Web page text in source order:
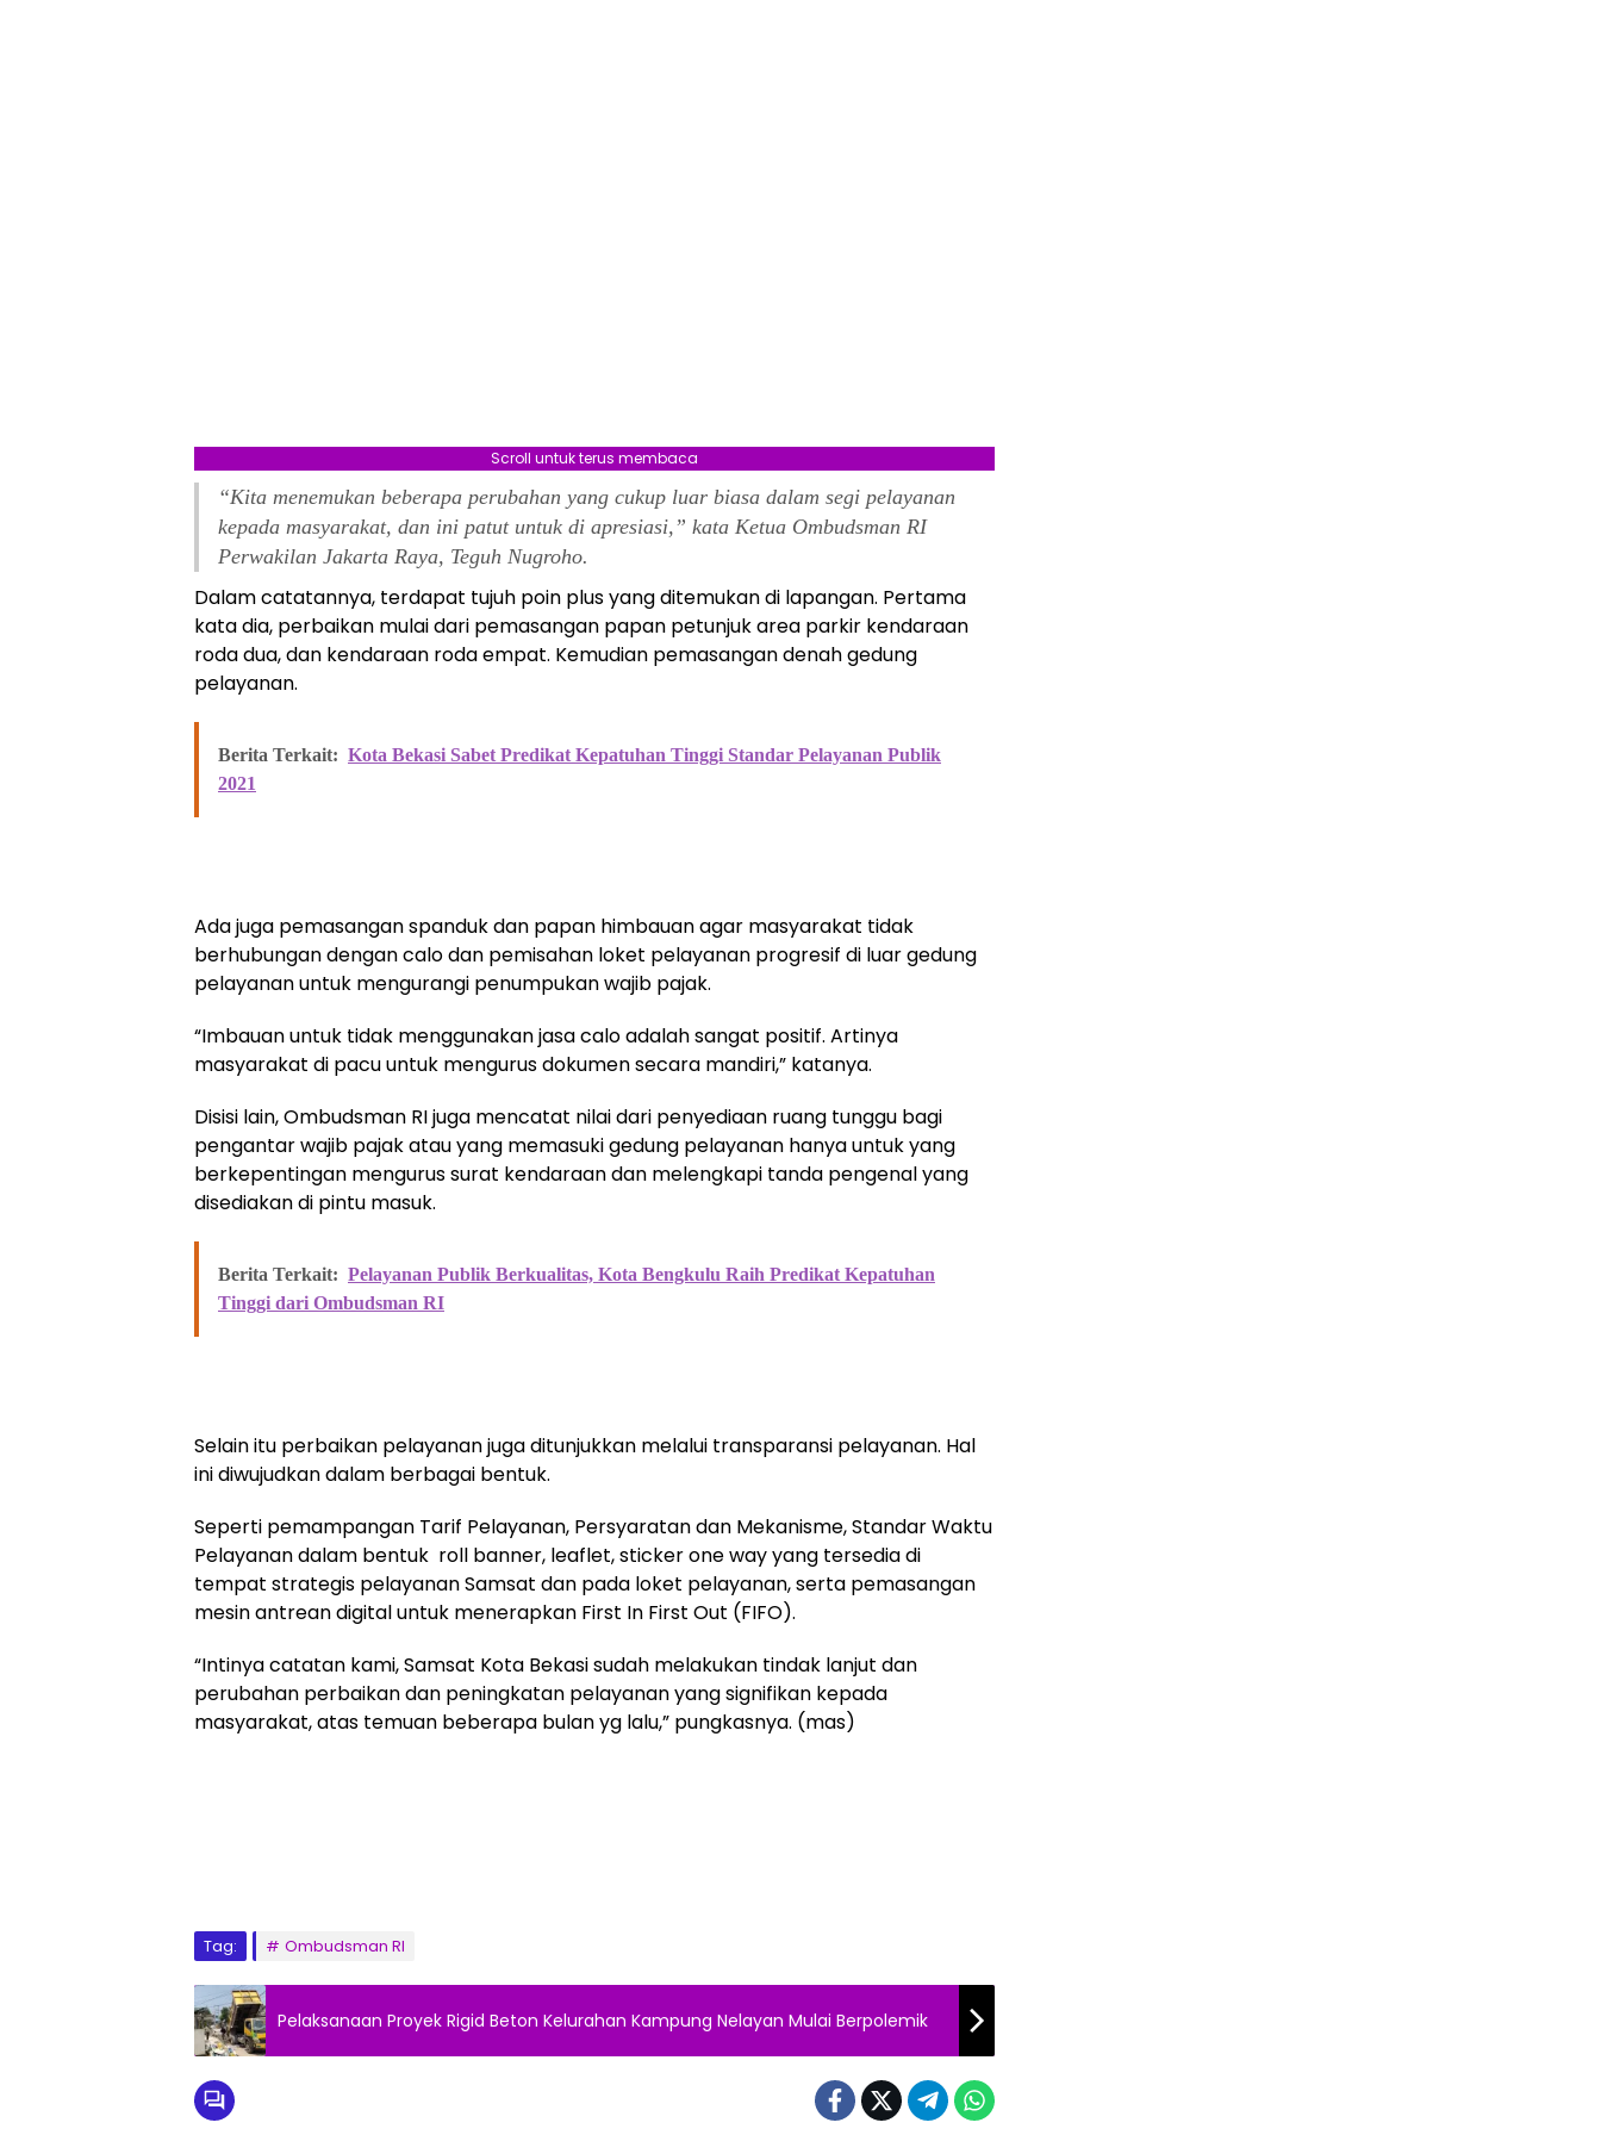
Scroll untuk terus membaca
“Kita menemukan beberapa perubahan yang cukup luar biasa dalam segi pelayanan
kepada masyarakat, dan ini patut untuk di apresiasi,” kata Ketua Ombudsman RI
Perwakilan Jakarta Raya, Teguh Nugroho.
Dalam catatannya, terdapat tujuh poin plus yang ditemukan di lapangan. Pertama
kata dia, perbaikan mulai dari pemasangan papan petunjuk area parkir kendaraan
roda dua, dan kendaraan roda empat. Kemudian pemasangan denah gedung
pelayanan.
Berita Terkait: Kota Bekasi Sabet Predikat Kepatuhan Tinggi Standar Pelayanan Publik
2021
Ada juga pemasangan spanduk dan papan himbauan agar masyarakat tidak
berhubungan dengan calo dan pemisahan loket pelayanan progresif di luar gedung
pelayanan untuk mengurangi penumpukan wajib pajak.
“Imbauan untuk tidak menggunakan jasa calo adalah sangat positif. Artinya
masyarakat di pacu untuk mengurus dokumen secara mandiri,” katanya.
Disisi lain, Ombudsman RI juga mencatat nilai dari penyediaan ruang tunggu bagi
pengantar wajib pajak atau yang memasuki gedung pelayanan hanya untuk yang
berkepentingan mengurus surat kendaraan dan melengkapi tanda pengenal yang
disediakan di pintu masuk.
Berita Terkait: Pelayanan Publik Berkualitas, Kota Bengkulu Raih Predikat Kepatuhan
Tinggi dari Ombudsman RI
Selain itu perbaikan pelayanan juga ditunjukkan melalui transparansi pelayanan. Hal
ini diwujudkan dalam berbagai bentuk.
Seperti pemampangan Tarif Pelayanan, Persyaratan dan Mekanisme, Standar Waktu
Pelayanan dalam bentuk roll banner, leaflet, sticker one way yang tersedia di
tempat strategis pelayanan Samsat dan pada loket pelayanan, serta pemasangan
mesin antrean digital untuk menerapkan First In First Out (FIFO).
“Intinya catatan kami, Samsat Kota Bekasi sudah melakukan tindak lanjut dan
perubahan perbaikan dan peningkatan pelayanan yang signifikan kepada
masyarakat, atas temuan beberapa bulan yg lalu,” pungkasnya. (mas)
Tag: Ombudsman RI
Pelaksanaan Proyek Rigid Beton Kelurahan Kampung Nelayan Mulai Berpolemik